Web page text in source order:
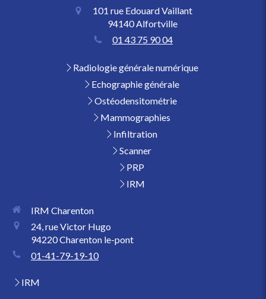
101 rue Edouard Vaillant
94140Alfortville
01 43 75 90 04
Radiologie générale numérique
Echographie générale
Ostéodensitométrie
Mammographies
Infiltration
Scanner
PRP
IRM
IRM Charenton
24, rue Victor Hugo
94220Charenton le-pont
01-41-79-19-10
IRM